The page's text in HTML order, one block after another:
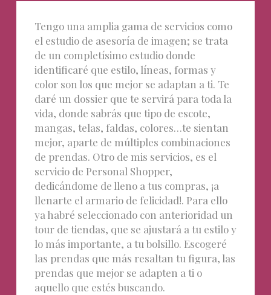
Tengo una amplia gama de servicios como
el estudio de asesoría de imagen; se trata
de un completísimo estudio donde
identificaré que estilo, líneas, formas y
color son los que mejor se adaptan a ti. Te
daré un dossier que te servirá para toda la
vida, donde sabrás que tipo de escote,
mangas, telas, faldas, colores…te sientan
mejor, aparte de múltiples combinaciones
de prendas. Otro de mis servicios, es el
servicio de Personal Shopper,
dedicándome de lleno a tus compras, ¡a
llenarte el armario de felicidad!. Para ello
ya habré seleccionado con anterioridad un
tour de tiendas, que se ajustará a tu estilo y
lo más importante, a tu bolsillo. Escogeré
las prendas que más resaltan tu figura, las
prendas que mejor se adapten a ti o
aquello que estés buscando.